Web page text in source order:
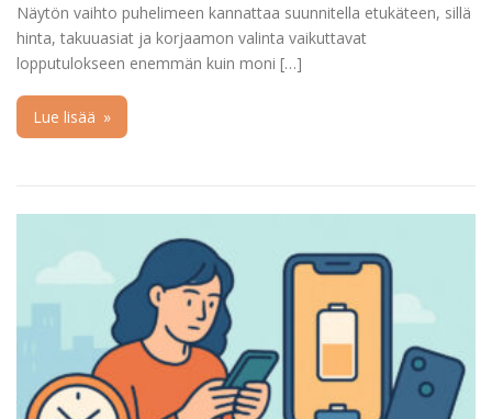
Näytön vaihto puhelimeen kannattaa suunnitella etukäteen, sillä
hinta, takuuasiat ja korjaamon valinta vaikuttavat
lopputulokseen enemmän kuin moni […]
Lue lisää »